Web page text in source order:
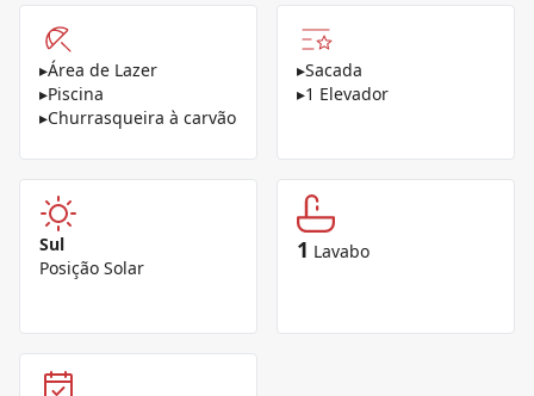
▸Área de Lazer
▸Piscina
▸Churrasqueira à carvão
▸Sacada
▸1 Elevador
Sul
Posição Solar
1 Lavabo